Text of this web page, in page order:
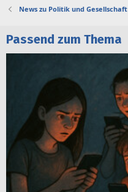
News zu Politik und Gesellschaft
Passend zum Thema